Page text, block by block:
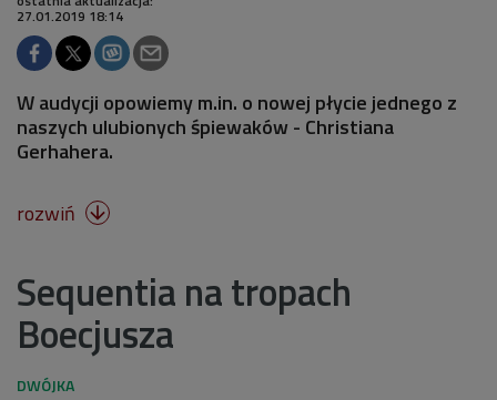
27.01.2019 18:14
W audycji opowiemy m.in. o nowej płycie jednego z
naszych ulubionych śpiewaków - Christiana
Gerhahera.
rozwiń 
Sequentia na tropach
Boecjusza